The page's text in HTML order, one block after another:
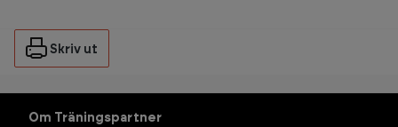
Skriv ut
Om Träningspartner